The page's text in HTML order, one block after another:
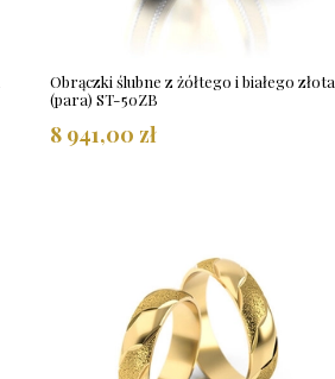
Obrączki ślubne z żółtego i białego złota
(para) ST-50ZB
8 941,00 zł